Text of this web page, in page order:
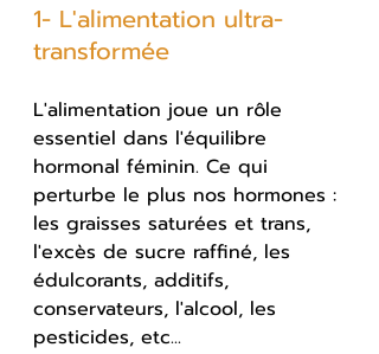
1- L'alimentation ultra-
transformée
L'alimentation joue un rôle
essentiel dans l'équilibre
hormonal féminin. Ce qui
perturbe le plus nos hormones :
les graisses saturées et trans,
l'excès de sucre raffiné, les
édulcorants, additifs,
conservateurs, l'alcool, les
pesticides, etc...